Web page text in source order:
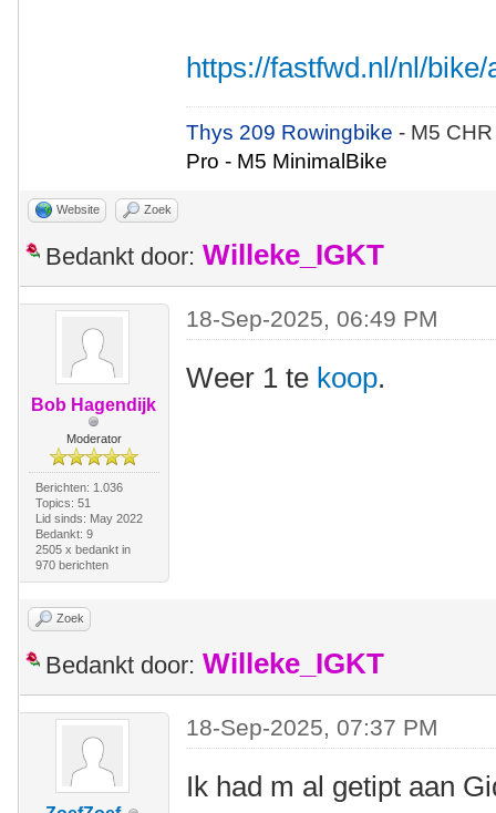
https://fastfwd.nl/nl/
Thys 209 Rowingbike- M5
Pro - M5 MinimalBike
Website Zoek
Bedankt door: Willeke_IGKT
Bob Hagendijk
Moderator
Berichten: 1.036
Topics: 51
Lid sinds: May 2022
Bedankt: 9
2505 x bedankt in
970 berichten
18-Sep-2025, 06:49 PM
Weer 1 te koop.
Zoek
Bedankt door: Willeke_IGKT
18-Sep-2025, 07:37 PM
Ik had m al getipt aan